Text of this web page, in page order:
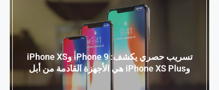
تسريب حصري يكشف: iPhone 9 وiPhone XS
وiPhone XS Plus هي الأجهزة القادمة من أبل